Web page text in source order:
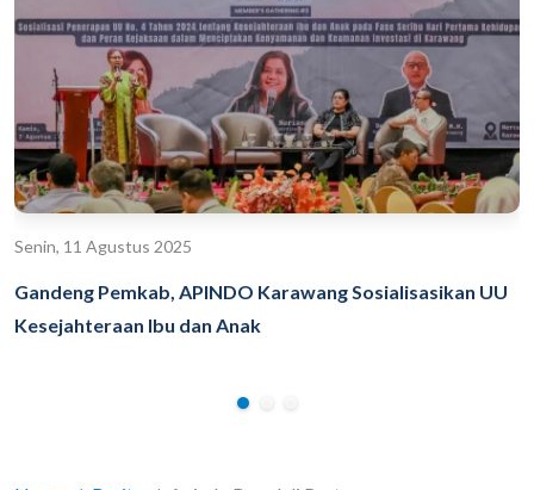
Senin, 11 Agustus 2025
Gandeng Pemkab, APINDO Karawang Sosialisasikan UU
Kesejahteraan Ibu dan Anak